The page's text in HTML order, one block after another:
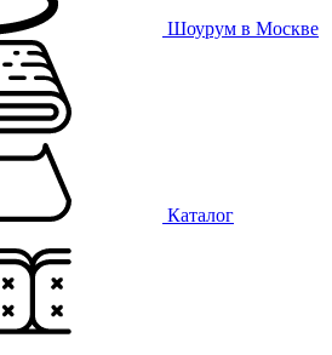
Шоурум в Москве
Каталог